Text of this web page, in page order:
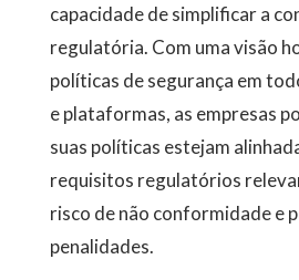
capacidade de simplificar a
regulatória. Com uma visão
políticas de segurança em
e plataformas, as empresas
suas políticas estejam
requisitos regulatórios
risco de não conformidade e
penalidades.